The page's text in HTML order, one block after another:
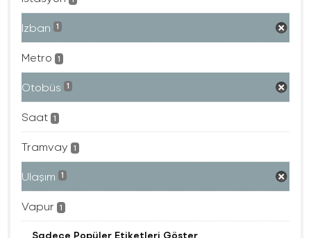
Izban 1
Metro 1
Otobüs 1
Saat 1
Tramvay 1
Ulaşım 1
Vapur 1
Sadece Popüler Etiketleri Göster